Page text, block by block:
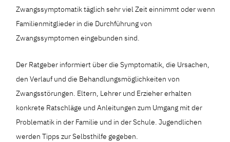
Zwangssymptomatik täglich sehr viel Zeit einnimmt oder wenn
Familienmitglieder in die Durchführung von
Zwangssymptomen eingebunden sind.
Der Ratgeber informiert über die Symptomatik, die Ursachen,
den Verlauf und die Behandlungsmöglichkeiten von
Zwangsstörungen. Eltern, Lehrer und Erzieher erhalten
konkrete Ratschläge und Anleitungen zum Umgang mit der
Problematik in der Familie und in der Schule. Jugendlichen
werden Tipps zur Selbsthilfe gegeben.